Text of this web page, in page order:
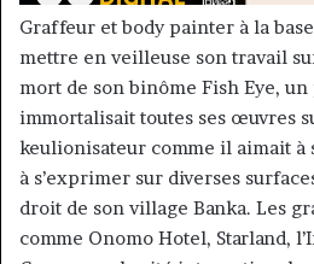
Graffeur et body painter à la
mettre en veilleuse son travail
mort de son binôme Fish Eye,
immortalisait toutes ses œuvres
keulionisateur comme il aimait
à s’exprimer sur diverses
droit de son village Banka. Les
comme Onomo Hotel, Starland,